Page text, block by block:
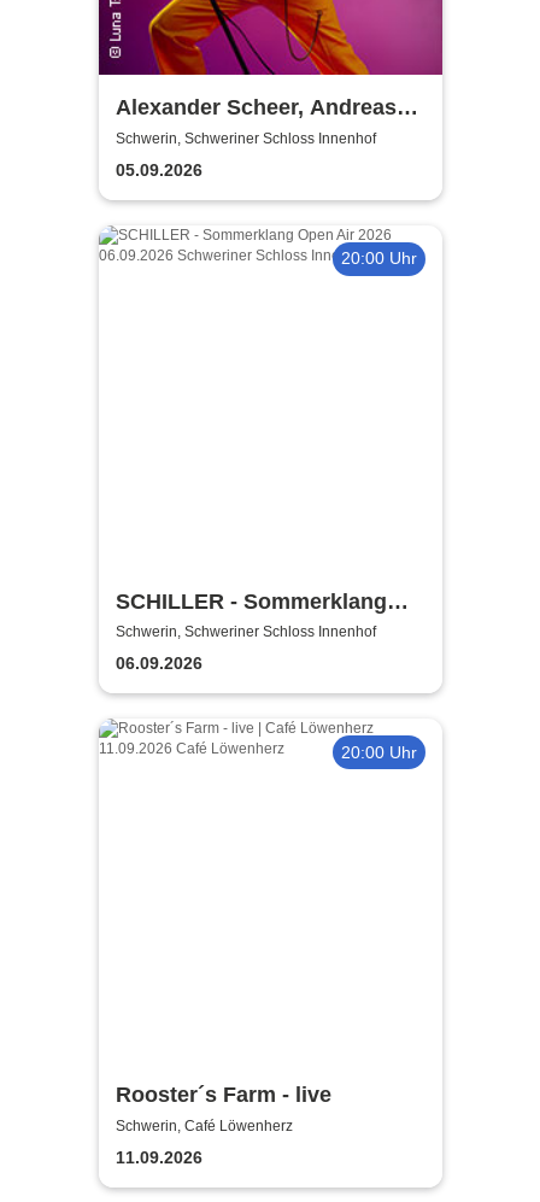
Alexander Scheer, Andreas
Dresen & Band - Fernseher
aus, Sternschnuppen an!
Schwerin, Schweriner Schloss Innenhof
05.09.2026
20:00 Uhr
SCHILLER - Sommerklang
2026
Schwerin, Schweriner Schloss Innenhof
06.09.2026
20:00 Uhr
Rooster´s Farm - live
Schwerin, Café Löwenherz
11.09.2026